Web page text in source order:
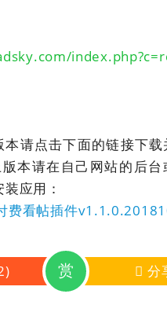
本请点击下面的链接下载
本请在自己网站的后台
应用：
费看帖插件
) 赏 分